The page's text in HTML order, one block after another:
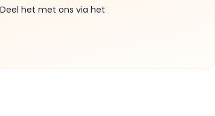
het met ons via het